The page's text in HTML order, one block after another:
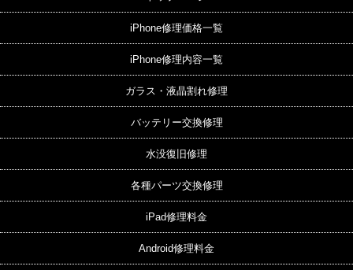
iPhone修理価格一覧
iPhone修理内容一覧
ガラス・液晶割れ修理
バッテリー交換修理
水没復旧修理
各種パーツ交換修理
iPad修理料金
Android修理料金